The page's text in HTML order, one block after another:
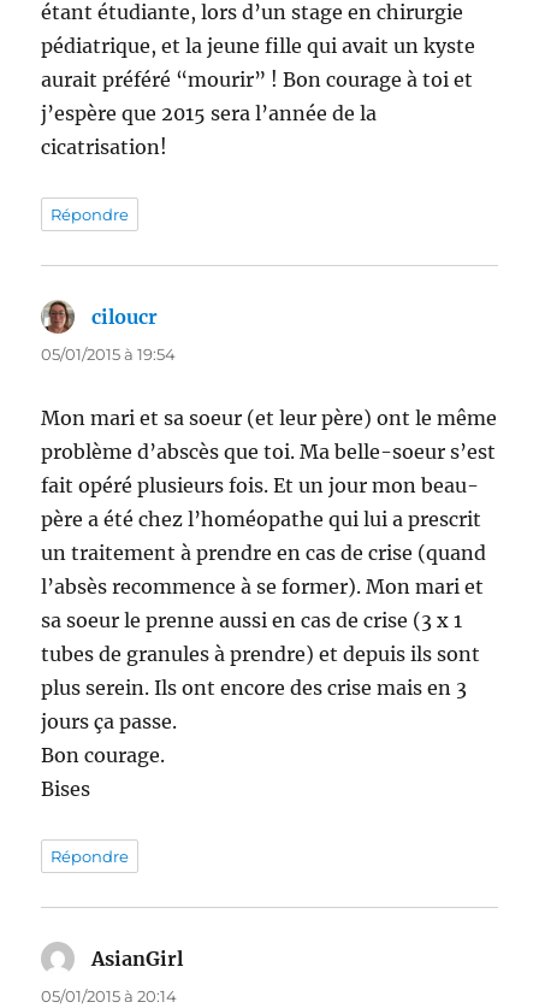
étant étudiante, lors d’un stage en chirurgie
pédiatrique, et la jeune fille qui avait un kyste
aurait préféré “mourir” ! Bon courage à toi et
j’espère que 2015 sera l’année de la
cicatrisation!
Répondre
ciloucr
05/01/2015 à 19:54
Mon mari et sa soeur (et leur père) ont le même
problème d’abscès que toi. Ma belle-soeur s’est
fait opéré plusieurs fois. Et un jour mon beau-
père a été chez l’homéopathe qui lui a prescrit
un traitement à prendre en cas de crise (quand
l’absès recommence à se former). Mon mari et
sa soeur le prenne aussi en cas de crise (3 x 1
tubes de granules à prendre) et depuis ils sont
plus serein. Ils ont encore des crise mais en 3
jours ça passe.
Bon courage.
Bises
Répondre
AsianGirl
05/01/2015 à 20:14